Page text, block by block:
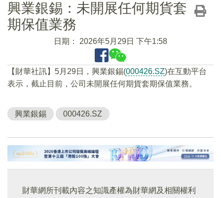
興業銀錫：未開展任何期貨套
期保值業務
日期： 2026年5月29日 下午1:58
【財華社訊】5月29日，興業銀錫(000426.SZ)在互動平台
表示，截止目前，公司未開展任何期貨套期保值業務。
興業銀錫 000426.SZ
財華網所刊載內容之知識產權為財華網及相關權利